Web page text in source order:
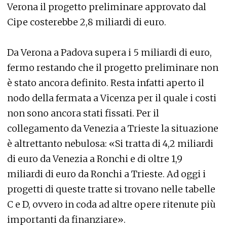
Verona il progetto preliminare approvato dal
Cipe costerebbe 2,8 miliardi di euro.
Da Verona a Padova supera i 5 miliardi di euro,
fermo restando che il progetto preliminare non
è stato ancora definito. Resta infatti aperto il
nodo della fermata a Vicenza per il quale i costi
non sono ancora stati fissati. Per il
collegamento da Venezia a Trieste la situazione
è altrettanto nebulosa: «Si tratta di 4,2 miliardi
di euro da Venezia a Ronchi e di oltre 1,9
miliardi di euro da Ronchi a Trieste. Ad oggi i
progetti di queste tratte si trovano nelle tabelle
C e D, ovvero in coda ad altre opere ritenute più
importanti da finanziare».